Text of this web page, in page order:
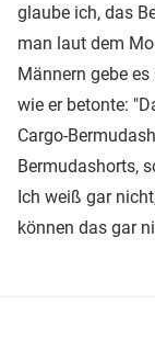
glaube ich, das
man laut dem
Männern gebe
wie er betonte:
Cargo-
Bermudashorts,
Ich weiß gar
können das gar